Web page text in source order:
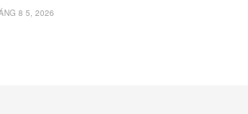
8 5, 2026